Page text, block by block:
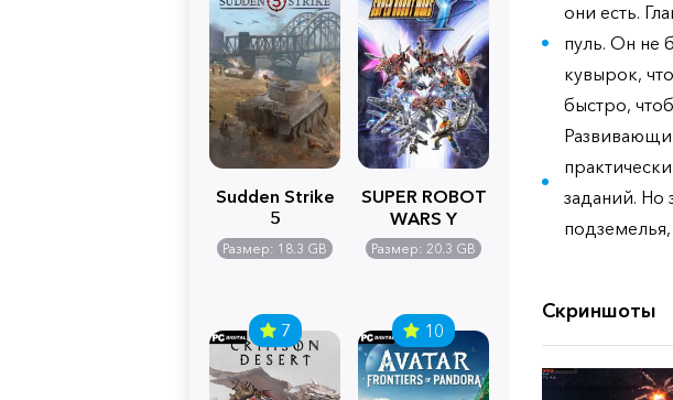
Sudden Strike
5
Размер: 18.3 GB
SUPER ROBOT
WARS Y
Размер: 20.3 GB
7 10
они есть.
пуль. Он не
кувырок,
быстро,
заданий. Но
Скриншоты